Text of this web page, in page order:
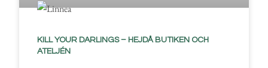
KILL YOUR DARLINGS – HEJDÅ BUTIKEN OCH
ATELJÉN